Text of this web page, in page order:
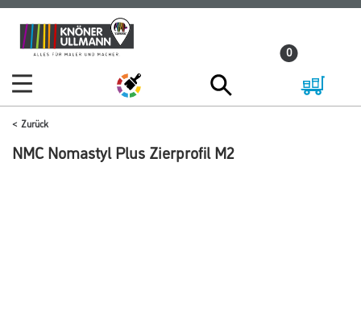
Zum
Inhalt
Zum
Navigationsmenü
0
Zurück
NMC Nomastyl Plus Zierprofil M2